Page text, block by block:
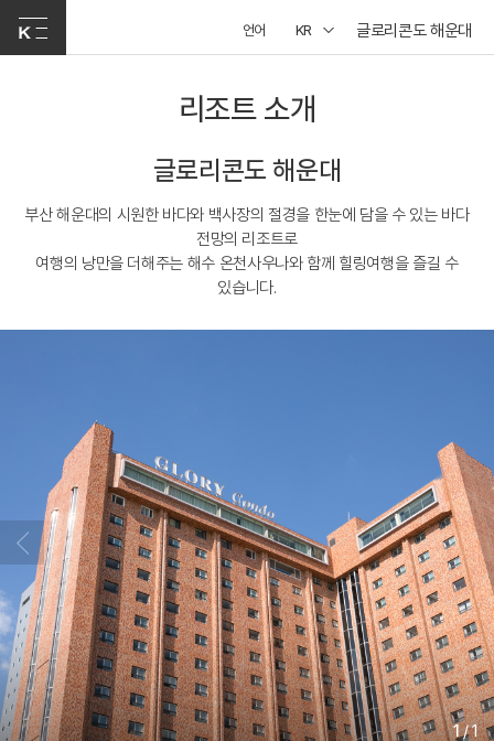
언어 KR 글로리콘도 해운대
리조트 소개
글로리콘도 해운대
부산 해운대의 시원한 바다와 백사장의 절경을 한눈에 담을 수 있는 바다
전망의 리조트로
여행의 낭만을 더해주는 해수 온천사우나와 함께 힐링여행을 즐길 수
있습니다.
1/1